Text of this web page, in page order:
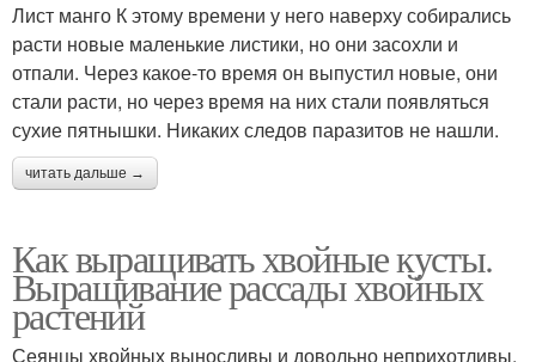
Лист манго К этому времени у него наверху собирались
расти новые маленькие листики, но они засохли и
отпали. Через какое-то время он выпустил новые, они
стали расти, но через время на них стали появляться
сухие пятнышки. Никаких следов паразитов не нашли.
читать дальше →
Как выращивать хвойные кусты.
Выращивание рассады хвойных
растений
Сеянцы хвойных выносливы и довольно неприхотливы.